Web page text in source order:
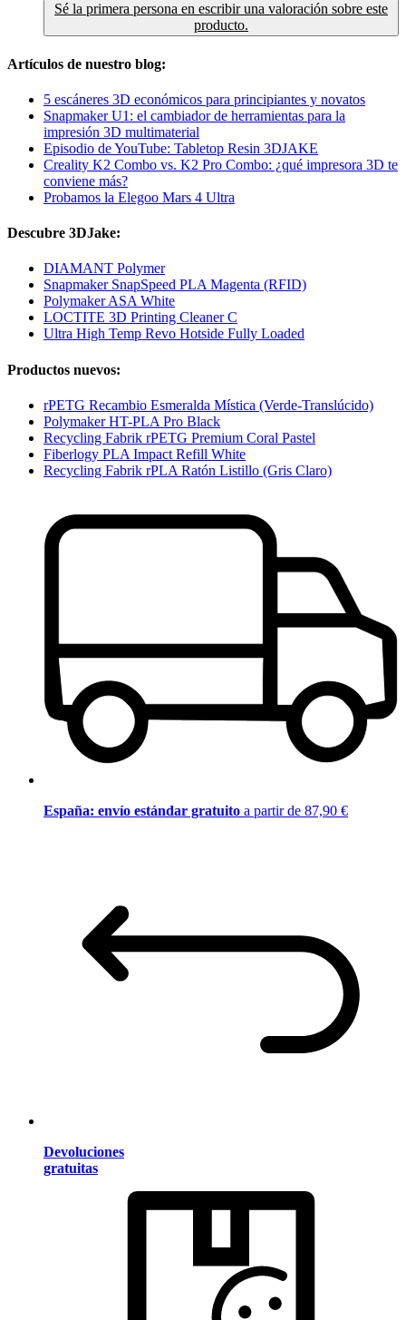
Sé la primera persona en escribir una valoración sobre este
producto.
Artículos de nuestro blog:
5 escáneres 3D económicos para principiantes y novatos
Snapmaker U1: el cambiador de herramientas para la
impresión 3D multimaterial
Episodio de YouTube: Tabletop Resin 3DJAKE
Creality K2 Combo vs. K2 Pro Combo: ¿qué impresora 3D te
conviene más?
Probamos la Elegoo Mars 4 Ultra
Descubre 3DJake:
DIAMANT Polymer
Snapmaker SnapSpeed PLA Magenta (RFID)
Polymaker ASA White
LOCTITE 3D Printing Cleaner C
Ultra High Temp Revo Hotside Fully Loaded
Productos nuevos:
rPETG Recambio Esmeralda Mística (Verde-Translúcido)
Polymaker HT-PLA Pro Black
Recycling Fabrik rPETG Premium Coral Pastel
Fiberlogy PLA Impact Refill White
Recycling Fabrik rPLA Ratón Listillo (Gris Claro)
España: envío estándar gratuito a partir de 87,90 €
Devoluciones
gratuitas